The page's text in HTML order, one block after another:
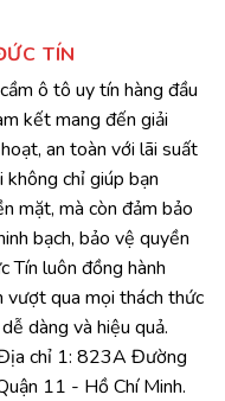
TÍN
ô tô uy tín hàng đầu
kết mang đến giải
an toàn với lãi suất
không chỉ giúp bạn
mặt, mà còn đảm bảo
bạch, bảo vệ quyền
Tín luôn đồng hành
vượt qua mọi thách thức
dàng và hiệu quả.
chỉ 1: 823A Đường
11 - Hồ Chí Minh.